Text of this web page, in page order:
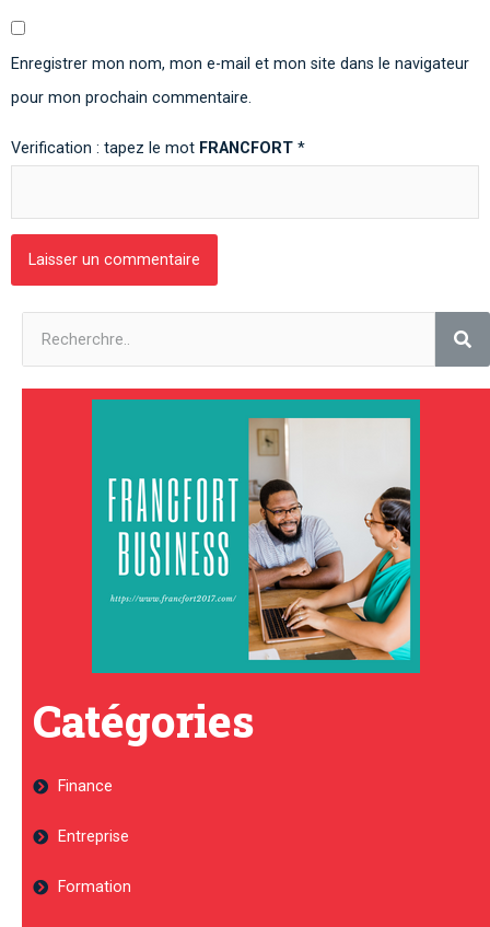
Enregistrer mon nom, mon e-mail et mon site dans le navigateur
pour mon prochain commentaire.
Verification : tapez le mot FRANCFORT *
Catégories
Finance
Entreprise
Formation